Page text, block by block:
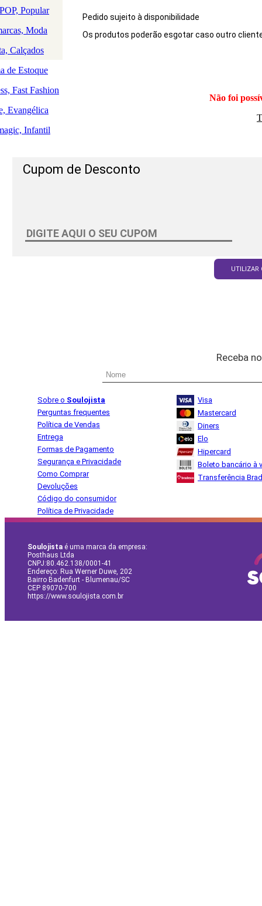
Popular
Moda
Calçados
de Estoque
Fast Fashion
Evangélica
Infantil
Pedido sujeito à disponibilidade
Os produtos poderão esgotar caso outro
Produto
Não foi
Cupom de Desconto
UTILIZAR
Receba
Sobre o Soulojista
Perguntas frequentes
Política de Vendas
Entrega
Formas de Pagamento
Segurança e Privacidade
Como Comprar
Devoluções
Código do consumidor
Política de Privacidade
Visa
Mastercard
Diners
Elo
Hipercard
Boleto bancário à
Transferência
Soulojista é uma marca da empresa:
Posthaus Ltda
CNPJ:80.462.138/0001-41
Endereço: Rua Werner Duwe, 202
Bairro Badenfurt - Blumenau/SC
CEP 89070-700
https://www.soulojista.com.br